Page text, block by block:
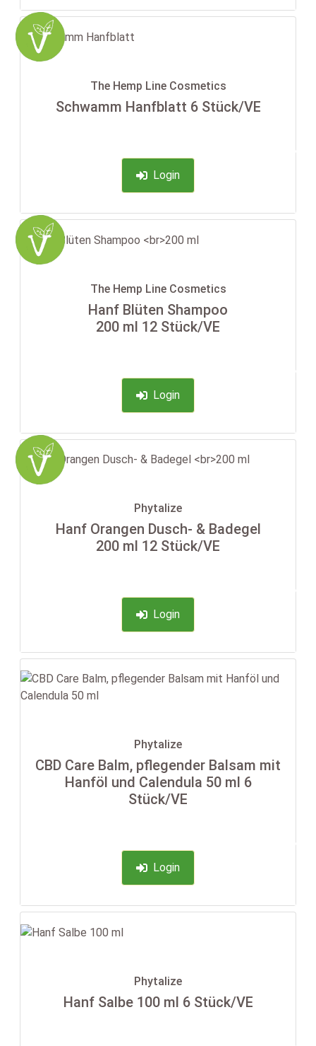
The Hemp Line Cosmetics
Schwamm Hanfblatt 6 Stück/VE
Login
-35%
The Hemp Line Cosmetics
Hanf Blüten Shampoo
200 ml 12 Stück/VE
Login
-35%
Phytalize
Hanf Orangen Dusch- & Badegel
200 ml 12 Stück/VE
Login
-35%
Phytalize
CBD Care Balm, pflegender Balsam mit
Hanföl und Calendula 50 ml 6
Stück/VE
Login
-35%
Phytalize
Hanf Salbe 100 ml 6 Stück/VE